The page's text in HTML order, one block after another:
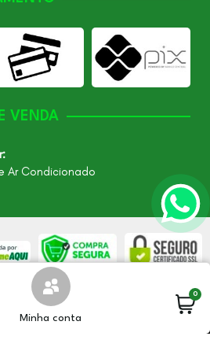
Minha conta
0
VENDA
Ar Condicionado
reservados – ARgreen. CNPJ:
0001-40